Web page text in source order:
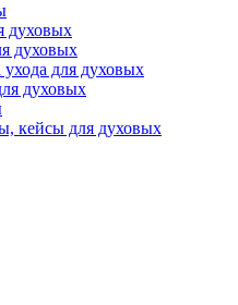
духовых
духовых
ухода для духовых
духовых
кейсы для духовых